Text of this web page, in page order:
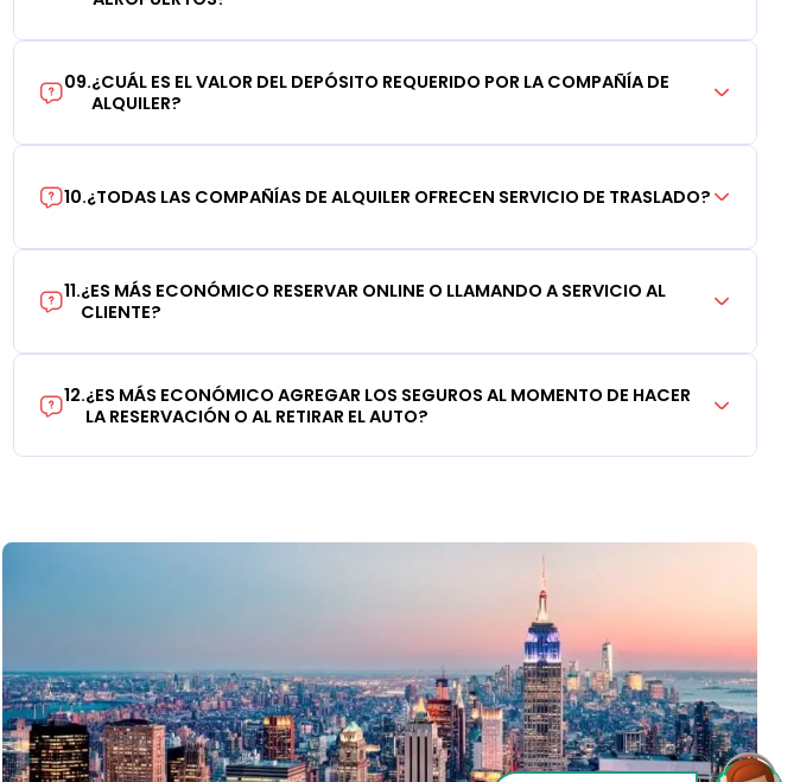
09.¿CUÁL ES EL VALOR DEL DEPÓSITO REQUERIDO POR LA COMPAÑÍA DE
ALQUILER?
10.¿TODAS LAS COMPAÑÍAS DE ALQUILER OFRECEN SERVICIO DE TRASLADO?
11.¿ES MÁS ECONÓMICO RESERVAR ONLINE O LLAMANDO A SERVICIO AL
CLIENTE?
12.¿ES MÁS ECONÓMICO AGREGAR LOS SEGUROS AL MOMENTO DE HACER
LA RESERVACIÓN O AL RETIRAR EL AUTO?